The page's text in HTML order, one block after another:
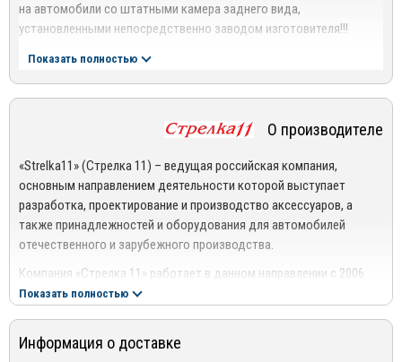
на автомобили со штатными камера заднего вида,
установленными непосредственно заводом изготовителя!!!
Принцип работы:
Автоматическая защита камеры заднего вида работает
защитная крышка открывает линзу камеры заднего вида, при
закрывает линзу.
Защита камеры имеет две активные степени защиты в виде
самовосстанавливаемых предохранителей, общего заземления и
две пассивные защиты в современных стабилизаторах тока.
Таким образом, плата управления защиты камеры заднего вида
абсолютно безопасна для систем Вашего автомобиля, а также
сама защищена от коротких замыкий бортовой цепи.
Продукция сертифицирована и имеет все необходимые
документы. Гарантия от производителя - 1 год!
Показать полностью
О производителе
«Strelka11» (Стрелка 11) – ведущая российская компания,
основным направлением деятельности которой выступает
разработка, проектирование и производство аксессуаров, а
также принадлежностей и оборудования для автомобилей
отечественного и зарубежного производства.
Компания «Стрелка 11» работает в данном направлении с 2006
года, располагает собственной производственной базой.
автомагазинов под торговой маркой «Strelka11», является
собственной разработкой предприятия.
Показать полностью
Информация о доставке